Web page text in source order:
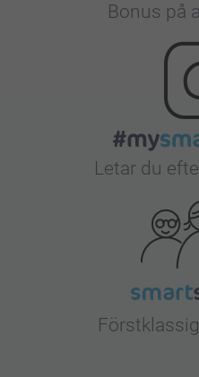
Bonus på
Letar du